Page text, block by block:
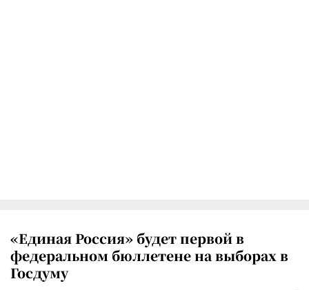
«Единая Россия» будет первой в
федеральном бюллетене на выборах в
Госдуму